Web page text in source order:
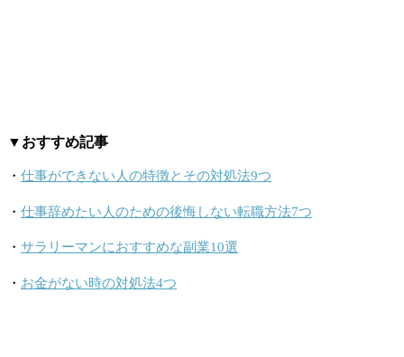
▼おすすめ記事
・ 仕事ができない人の特徴とその対処法9つ
・ 仕事辞めたい人のための後悔しない転職方法7つ
・ サラリーマンにおすすめな副業10選
・ お金がない時の対処法4つ